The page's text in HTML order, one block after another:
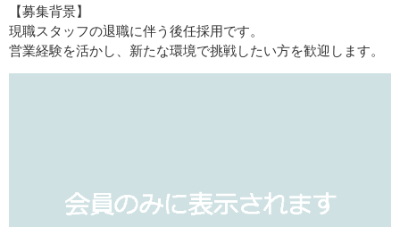
【募集背景】
現職スタッフの退職に伴う後任採用です。
営業経験を活かし、新たな環境で挑戦したい方を歓迎します。